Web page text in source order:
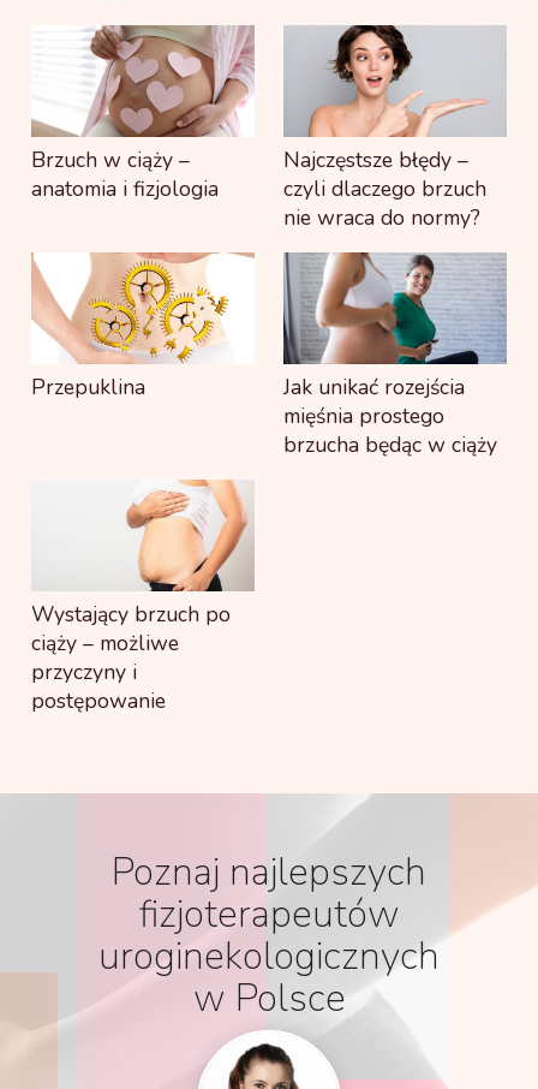
Brzuch w ciąży –
anatomia i fizjologia
Najczęstsze błędy –
czyli dlaczego brzuch
nie wraca do normy?
Przepuklina
Jak unikać rozejścia
mięśnia prostego
brzucha będąc w ciąży
Wystający brzuch po
ciąży – możliwe
przyczyny i
postępowanie
Poznaj najlepszych
fizjoterapeutów
uroginekologicznych
w Polsce